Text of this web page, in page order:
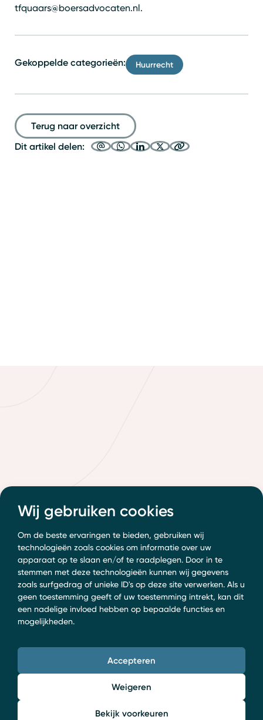
Wij gebruiken cookies
Om de beste ervaringen te bieden, gebruiken wij
technologieën zoals cookies om informatie over uw
apparaat op te slaan en/of te raadplegen. Door in te
stemmen met deze technologieën kunnen wij gegevens
zoals surfgedrag of unieke ID's op deze site verwerken. Als u
geen toestemming geeft of uw toestemming intrekt, kan dit
een nadelige invloed hebben op bepaalde functies en
mogelijkheden.
Accepteren
Weigeren
Bekijk voorkeuren
tfquaars@boersadvocaten.nl.
Gekoppelde categorieën: Huurrecht
Terug naar overzicht
Dit artikel delen: